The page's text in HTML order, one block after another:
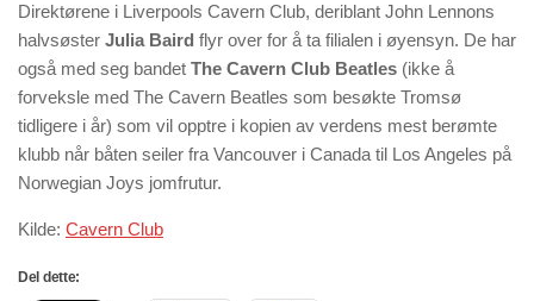
Direktørene i Liverpools Cavern Club, deriblant John Lennons
halvsøster Julia Baird flyr over for å ta filialen i øyensyn. De har
også med seg bandet The Cavern Club Beatles (ikke å
forveksle med The Cavern Beatles som besøkte Tromsø
tidligere i år) som vil opptre i kopien av verdens mest berømte
klubb når båten seiler fra Vancouver i Canada til Los Angeles på
Norwegian Joys jomfrutur.
Kilde: Cavern Club
Del dette: